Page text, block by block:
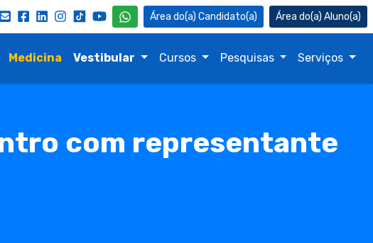
Candidato(a) Aluno(a)
Medicina Vestibular Cursos Pesquisas Serviços
com representante